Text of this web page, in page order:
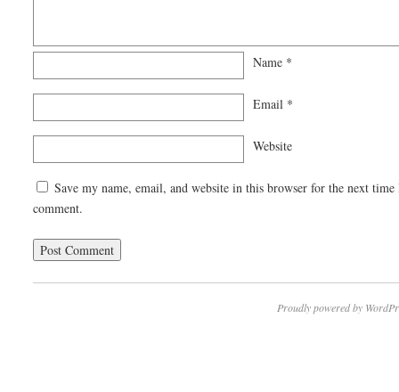
Name *
Email *
Website
Save my name, email, and website in this browser for the next
comment.
Proudly powered by